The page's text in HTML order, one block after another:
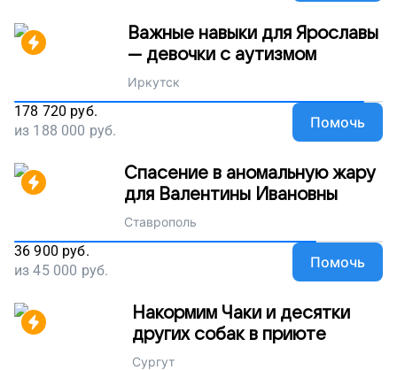
Важные навыки для Ярославы
— девочки с аутизмом
Иркутск
178 720 руб.
из 188 000 руб. Помочь
Спасение в аномальную жару
для Валентины Ивановны
Ставрополь
36 900 руб.
из45 000 руб. Помочь
Накормим Чаки и десятки
других собак в приюте
Сургут